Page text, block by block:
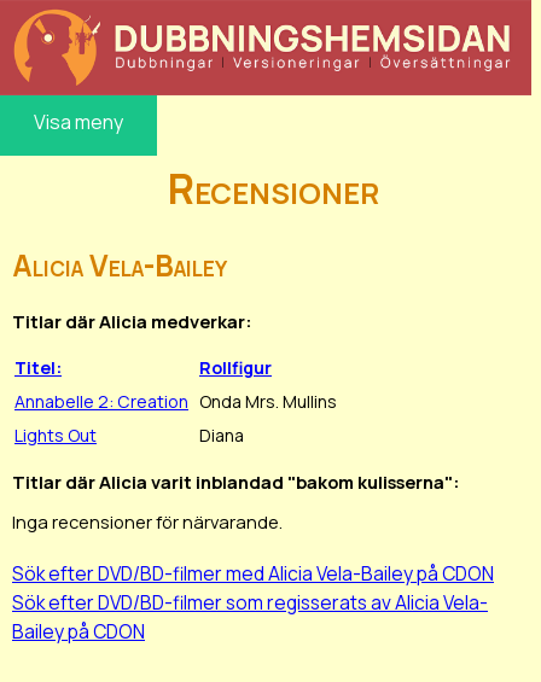
Visa meny
Recensioner
Alicia Vela-Bailey
Titlar där Alicia medverkar:
Titel:
Rollfigur
Annabelle 2: Creation Onda Mrs. Mullins
Lights Out
Diana
Titlar där Alicia varit inblandad "bakom kulisserna":
Inga recensioner för närvarande.
Sök efter DVD/BD-filmer med Alicia Vela-Bailey på CDON
Sök efter DVD/BD-filmer som regisserats av Alicia Vela-
Bailey på CDON